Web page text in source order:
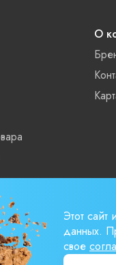
О
Этот сайт
данных.
свое